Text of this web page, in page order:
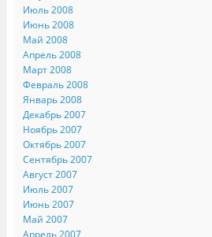
Июль 2008
Июнь 2008
Май 2008
Апрель 2008
Март 2008
Февраль 2008
Январь 2008
Декабрь 2007
Ноябрь 2007
Октябрь 2007
Сентябрь 2007
Август 2007
Июль 2007
Июнь 2007
Май 2007
Апрель 2007